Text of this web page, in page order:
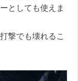
としても使えま
撃でも壊れるこ